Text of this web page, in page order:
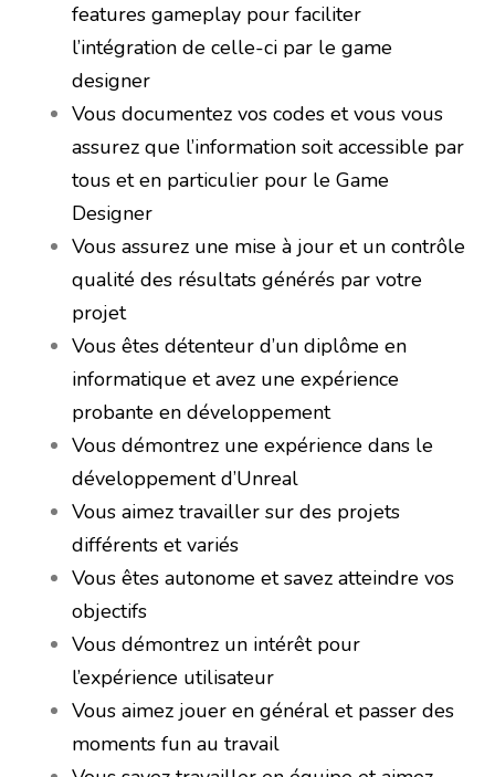
features gameplay pour faciliter
l’intégration de celle-ci par le game
designer
Vous documentez vos codes et vous vous
assurez que l’information soit accessible par
tous et en particulier pour le Game
Designer
Vous assurez une mise à jour et un contrôle
qualité des résultats générés par votre
projet
Vous êtes détenteur d’un diplôme en
informatique et avez une expérience
probante en développement
Vous démontrez une expérience dans le
développement d’Unreal
Vous aimez travailler sur des projets
différents et variés
Vous êtes autonome et savez atteindre vos
objectifs
Vous démontrez un intérêt pour
l’expérience utilisateur
Vous aimez jouer en général et passer des
moments fun au travail